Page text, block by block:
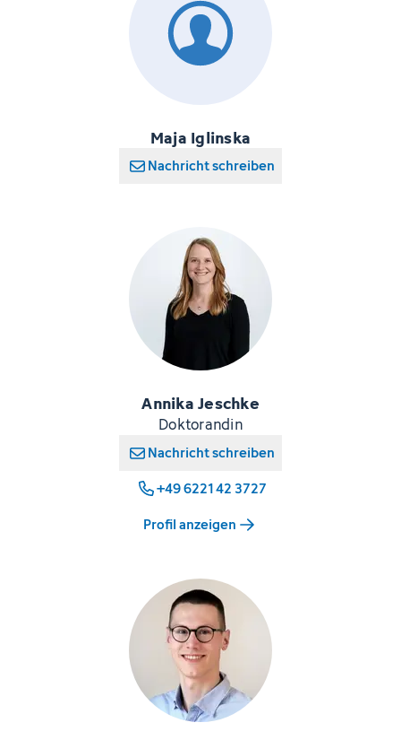
Maja Iglinska
Nachricht schreiben
Annika Jeschke
Doktorandin
Nachricht schreiben
+49 6221 42 3727
Profil anzeigen